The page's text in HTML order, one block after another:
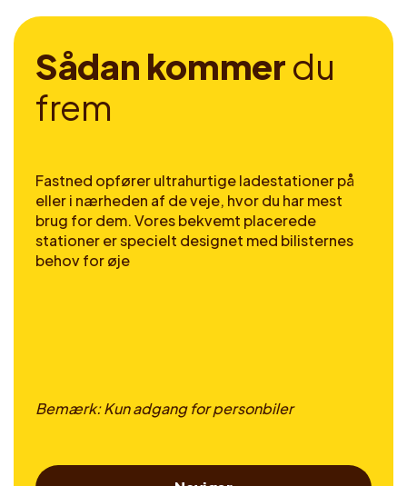
Sådan kommerdu
frem
Fastned opfører ultrahurtige ladestationer på
eller i nærheden af de veje, hvor du har mest
brug for dem. Vores bekvemt placerede
stationer er specielt designet med bilisternes
behov for øje
Bemærk: Kun adgang for personbiler